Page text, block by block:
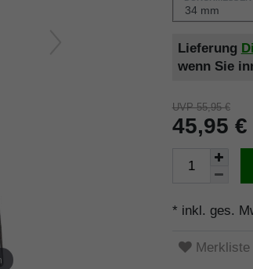
Lieferung
wenn Sie
UVP 55,95 €
45,95 €
* inkl. ges.
Merkliste